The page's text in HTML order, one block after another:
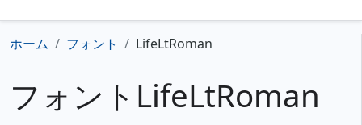
ホーム フォント LifeLtRoman
フォントLifeLtRoman